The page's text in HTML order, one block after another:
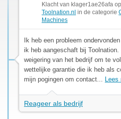
Klacht van klager1ae26afa
Toolnation.nl in de categorie
Machines
Ik heb een probleem
ik heb aangeschaft bij
weigering van het bedrijf om te
wettelijke garantie die ik heb als
mijn pogingen om contact... Lees
Reageer als bedrijf